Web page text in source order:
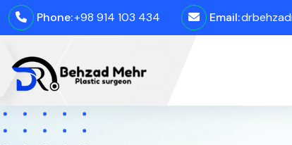
Phone:+98 914 103 434 Email: